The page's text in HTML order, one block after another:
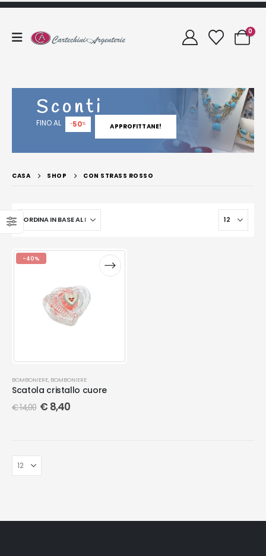
0
Sconti
FINO AL -50% APPROFITTANE!
CASA SHOP CON STRASS ROSSO
-40%
BOMBONIERE, BOMBONIERE
Scatola cristallo cuore
€14,00 € 8,40